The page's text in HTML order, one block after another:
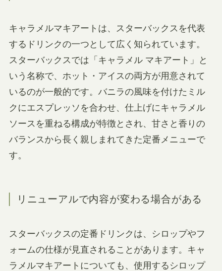
キャラメルマキアートは、スターバックスを代表
するドリンクの一つとして広く知られています。
スターバックスでは「キャラメル マキアート」と
いう名称で、ホット・アイスの両方が用意されて
いるのが一般的です。バニラの風味を付けたミル
クにエスプレッソを合わせ、仕上げにキャラメル
ソースを重ねる構成が特徴とされ、甘さと香りの
バランスから長く親しまれてきた定番メニューで
す。
リニューアルで内容が変わる場合がある
スターバックスの定番ドリンクは、シロップやフ
ォームの仕様が見直されることがあります。キャ
ラメルマキアートについても、使用するシロップ